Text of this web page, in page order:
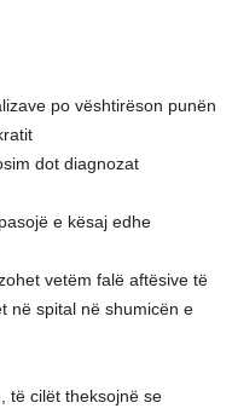
po vështirëson punën
dot diagnozat
e kësaj edhe
vetëm falë aftësive të
në spital në shumicën e
të cilët theksojnë se